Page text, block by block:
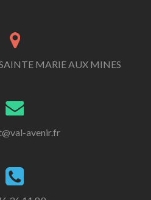
MARIE AUX MINES
avenir.fr